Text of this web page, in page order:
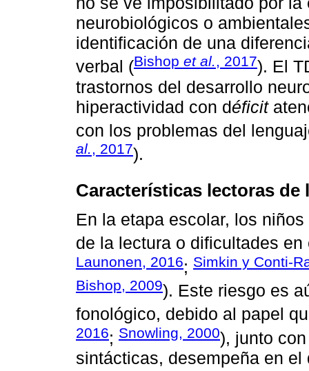
neurobiológicos o
identificación de una
verbal (Bishop et al., 2017). El
trastornos del desarrollo
hiperactividad con déficit
con los problemas del
al., 2017).
Características lectoras de
En la etapa escolar, los
de la lectura o dificultades
Launonen, 2016; Simkin y Conti-
Bishop, 2009). Este riesgo es
fonológico, debido al papel
2016; Snowling, 2000), junto
sintácticas, desempeña en